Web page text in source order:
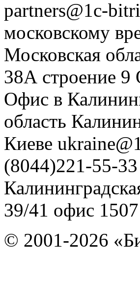
partners@1c-
московскому
Московская
38А строение 9
Офис в
область
Киеве
(8044)221-55-33
39/41 офис 1507
© 2001-2026